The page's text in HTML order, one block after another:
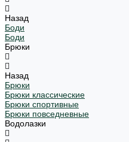
Назад
Боди
Боди
Брюки
Назад
Брюки
Брюки классические
Брюки спортивные
Брюки повседневные
Водолазки